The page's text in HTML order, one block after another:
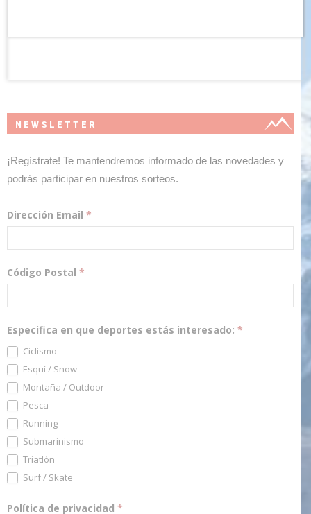
NEWSLETTER
¡Regístrate! Te mantendremos informado de las novedades y
podrás participar en nuestros sorteos.
Dirección Email *
Código Postal *
Especifica en que deportes estás interesado: *
Ciclismo
Esquí / Snow
Montaña / Outdoor
Pesca
Running
Submarinismo
Triatlón
Surf / Skate
Política de privacidad *